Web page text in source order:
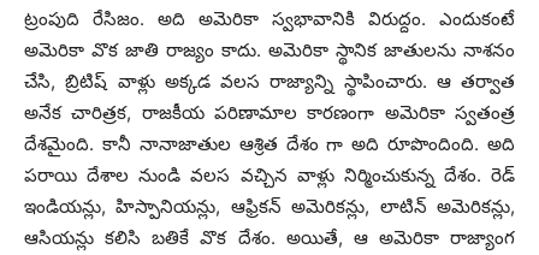
ట్రంపుది రేసిజం. అది అమెరికా స్వభావానికి విరుద్దం. ఎందుకంటే
అమెరికా వొక జాతి రాజ్యం కాదు. అమెరికా స్థానిక జాతులను నాశనం
చేసి, బ్రిటిష్ వాళ్లు అక్కడ వలస రాజ్యాన్ని స్థాపించారు. ఆ తర్వాత
అనేక చారిత్రక, రాజకీయ పరిణామాల కారణంగా అమెరికా స్వతంత్ర
దేశమైంది. కానీ నానాజాతుల ఆశ్రిత దేశం గా అది రూపొందింది. అది
పరాయి దేశాల నుండి వలస వచ్చిన వాళ్లు నిర్మించుకున్న దేశం. రెడ్
ఇండియన్లు, హిస్పానియన్లు, ఆఫ్రికన్ అమెరికన్లు, లాటిన్ అమెరికన్లు,
ఆసియన్లు కలిసి బతికే వొక దేశం. అయితే, ఆ అమెరికా రాజ్యాంగ